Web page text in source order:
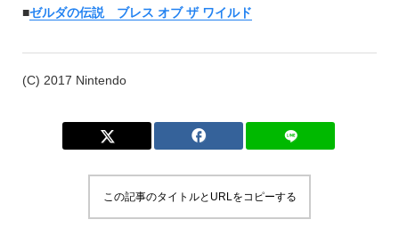
■ゼルダの伝説 ブレス オブ ザ ワイルド
(C) 2017 Nintendo
この記事のタイトルとURLをコピーする